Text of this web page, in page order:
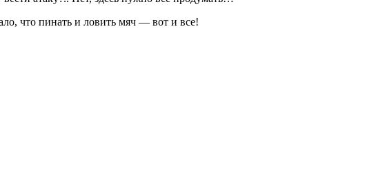
что пинать и ловить мяч — вот и все!